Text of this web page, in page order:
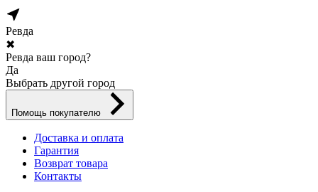
Ревда
✖
Ревда ваш город?
Да
Выбрать другой город
Помощь покупателю
Доставка и оплата
Гарантия
Возврат товара
Контакты